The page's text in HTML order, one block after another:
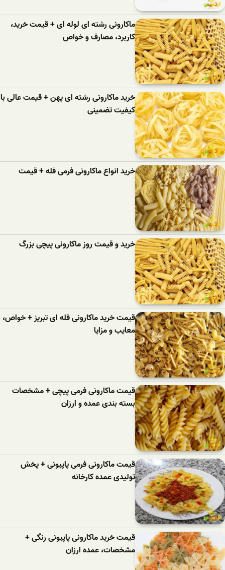
ماکارونی رشته ای لوله ای + قیمت خرید،
کاربرد، مصارف و خواص
خرید ماکارونی رشته ای پهن + قیمت عالی با
کیفیت تضمینی
خرید انواع ماکارونی فرمی فله + قیمت
خرید و قیمت روز ماکارونی پیچی بزرگ
قیمت خرید ماکارونی فله ای تبریز + خواص،
معایب و مزایا
قیمت ماکارونی فرمی پیچی + مشخصات
بسته بندی عمده و ارزان
قیمت ماکارونی فرمی پاپیونی + پخش
تولیدی عمده کارخانه
قیمت خرید ماکارونی پاپیونی رنگی +
مشخصات، عمده ارزان